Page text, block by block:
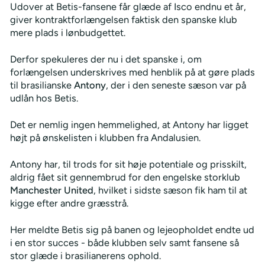
Udover at Betis-fansene får glæde af Isco endnu et år,
giver kontraktforlængelsen faktisk den spanske klub
mere plads i lønbudgettet.
Derfor spekuleres der nu i det spanske i, om
forlængelsen underskrives med henblik på at gøre plads
til brasilianske Antony, der i den seneste sæson var på
udlån hos Betis.
Det er nemlig ingen hemmelighed, at Antony har ligget
højt på ønskelisten i klubben fra Andalusien.
Antony har, til trods for sit høje potentiale og prisskilt,
aldrig fået sit gennembrud for den engelske storklub
Manchester United, hvilket i sidste sæson fik ham til at
kigge efter andre græsstrå.
Her meldte Betis sig på banen og lejeopholdet endte ud
i en stor succes - både klubben selv samt fansene så
stor glæde i brasilianerens ophold.